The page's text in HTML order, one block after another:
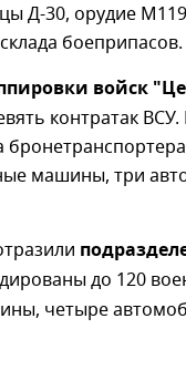
Д-30, орудие
боеприпасов.
войск
контратак
машины, три
до 120
четыре